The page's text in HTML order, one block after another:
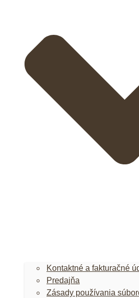
Kontaktné a fakturačné
Predajňa
Zásady používania